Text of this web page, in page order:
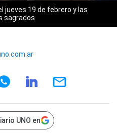
jueves 19 de febrero y las
sagrados
UNO en